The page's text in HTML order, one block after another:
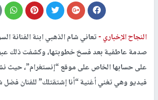
النجاح الإخباري -تعاني ​شام الذهبي​ ابنة الفنانة
صدمة عاطفية بعد فسخ خطوبتها، وكشفت ذلك
على حسابها الخاص على موقع “إنستغرام”، حيث
فيديو وهي تغني أغنية “أنا إشتقتلك” للفنان فضل